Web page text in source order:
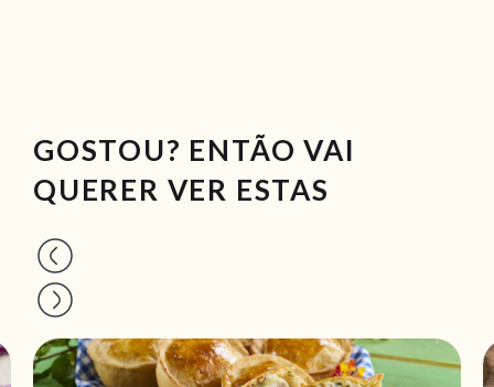
GOSTOU? ENTÃO VAI
QUERER VER ESTAS